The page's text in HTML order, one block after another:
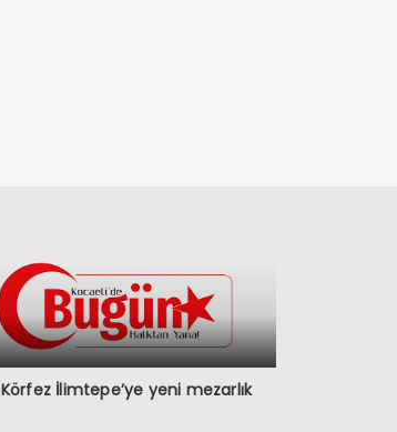
Körfez İlimtepe’ye yeni mezarlık